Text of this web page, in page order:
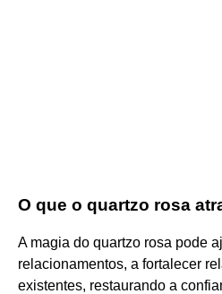
O que o quartzo rosa
A magia do quartzo rosa pode
relacionamentos, a fortalecer
existentes, restaurando a